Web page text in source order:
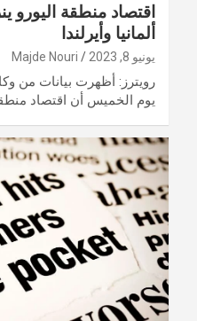
اقتصاد منطقة اليورو
ألمانيا وأيرلندا
يونيو 8, 2023 Majde Nouri
رويترز: أظهرت بيانات من
يوم الخميس أن اقتصاد